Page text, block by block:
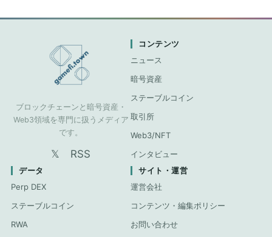
ブロックチェーンと暗号資産・
Web3領域を専門に扱うメディア
です。
𝕏 RSS
コンテンツ
ニュース
暗号資産
ステーブルコイン
取引所
Web3/NFT
インタビュー
データ
Perp DEX
ステーブルコイン
RWA
サイト・運営
運営会社
コンテンツ・編集ポリシー
お問い合わせ